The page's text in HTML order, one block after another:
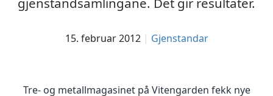
15. februar 2012 Gjenstandar
Tre- og metallmagasinet på Vitengarden fekk nye